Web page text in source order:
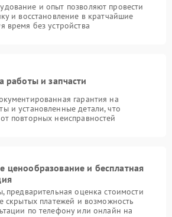
и опыт позволяют провести
и восстановление в кратчайшие
время без устройства
работы и запчасти
гарантия на
и установленные детали, что
повторных неисправностей
ценообразование и бесплатная
предварительная оценка стоимости
скрытых платежей и возможность
по телефону или онлайн на